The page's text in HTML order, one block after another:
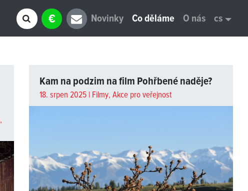
€ Novinky Co děláme O nás cs
,
Kam na podzim na film Pohřbené naděje?
18. srpen 2025 | Filmy,Akce pro veřejnost